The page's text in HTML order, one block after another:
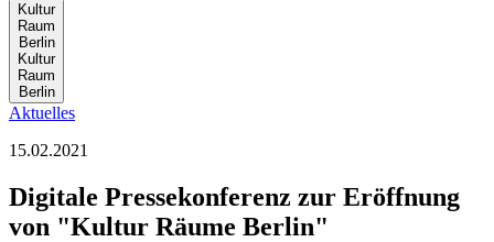
Kultur
Raum
Berlin
Kultur
Raum
Berlin
Aktuelles
15.02.2021
Digitale Pressekonferenz zur Eröffnung
von "Kultur Räume Berlin"